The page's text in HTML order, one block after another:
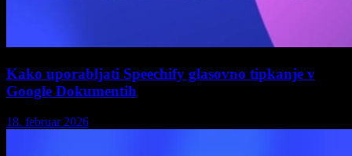
Kako uporabljati Speechify glasovno tipkanje v
Google Dokumentih
18. februar 2026